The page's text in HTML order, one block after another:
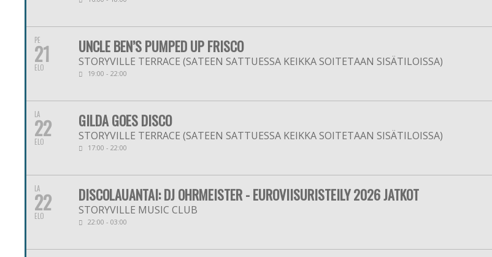
PE
21
ELO
UNCLE BEN’S PUMPED UP FRISCO
STORYVILLE TERRACE (SATEEN SATTUESSA KEIKKA SOITETAAN SISÄTILOISSA)
19:00 - 22:00
LA
22
ELO
GILDA GOES DISCO
STORYVILLE TERRACE (SATEEN SATTUESSA KEIKKA SOITETAAN SISÄTILOISSA)
17:00 - 22:00
LA
22
ELO
DISCOLAUANTAI: DJ OHRMEISTER - EUROVIISURISTEILY 2026 JATKOT
STORYVILLE MUSIC CLUB
22:00 - 03:00